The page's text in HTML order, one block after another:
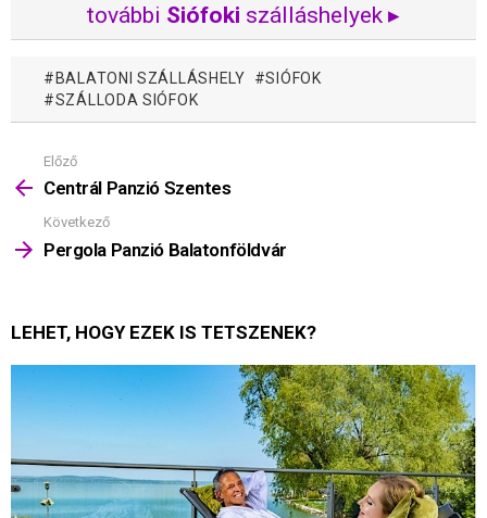
további Siófoki szálláshelyek ▸
BALATONI SZÁLLÁSHELY
SIÓFOK
SZÁLLODA SIÓFOK
Mutass
többet
Előző
Centrál Panzió Szentes
Következő
Pergola Panzió Balatonföldvár
LEHET, HOGY EZEK IS TETSZENEK?